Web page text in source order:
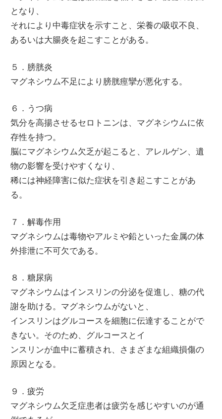
となり、
それにより中毒症状を示すこと、栄養の吸収不良、
あるいは大腸炎を起こすことがある。
５．膀胱炎
マグネシウム不足により膀胱痙攣が悪化する。
６．うつ病
気分を高揚させるセロトニンは、マグネシウムに依
存性を持つ。
脳にマグネシウム欠乏が起こると、アレルゲン、遺
物の影響を受けやすくなり、
稀には神経障害に似た症状を引き起こすことがあ
る。
７．解毒作用
マグネシウムは毒物やアルミや鉛といった金属の体
外排泄に不可欠である。
８．糖尿病
マグネシウムはインスリンの分泌を促進し、糖の代
謝を助ける。マグネシウムがないと、
インスリンはグルコースを細胞に伝達することがで
きない。そのため、グルコースとイ
ンスリンが血中に蓄積され、さまざまな組織損傷の
原因となる。
９．疲労
マグネシウム欠乏症患者は疲労を感じやすいのが通